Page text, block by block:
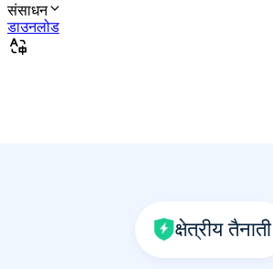
संसाधन
डाउनलोड
क्षेत्रीय तैनाती